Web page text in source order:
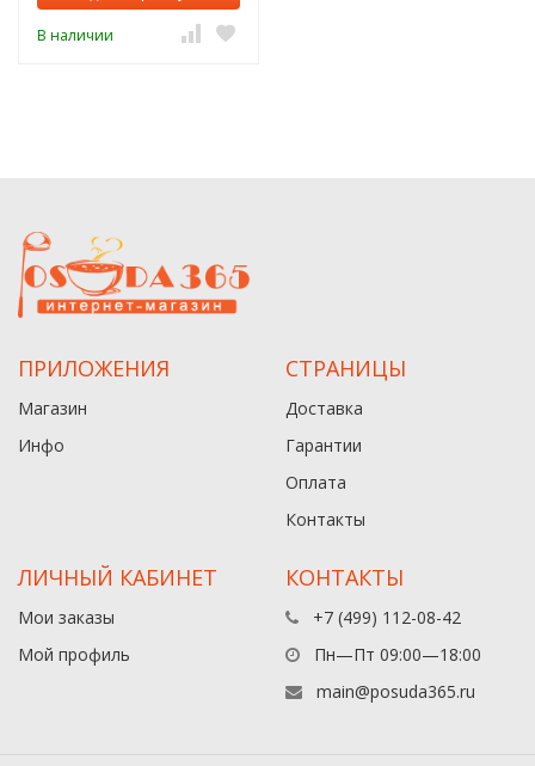
В наличии
ПРИЛОЖЕНИЯ
Магазин
Инфо
СТРАНИЦЫ
Доставка
Гарантии
Оплата
Контакты
ЛИЧНЫЙ КАБИНЕТ
Мои заказы
Мой профиль
КОНТАКТЫ
+7 (499) 112-08-42
Пн—Пт 09:00—18:00
main@posuda365.ru